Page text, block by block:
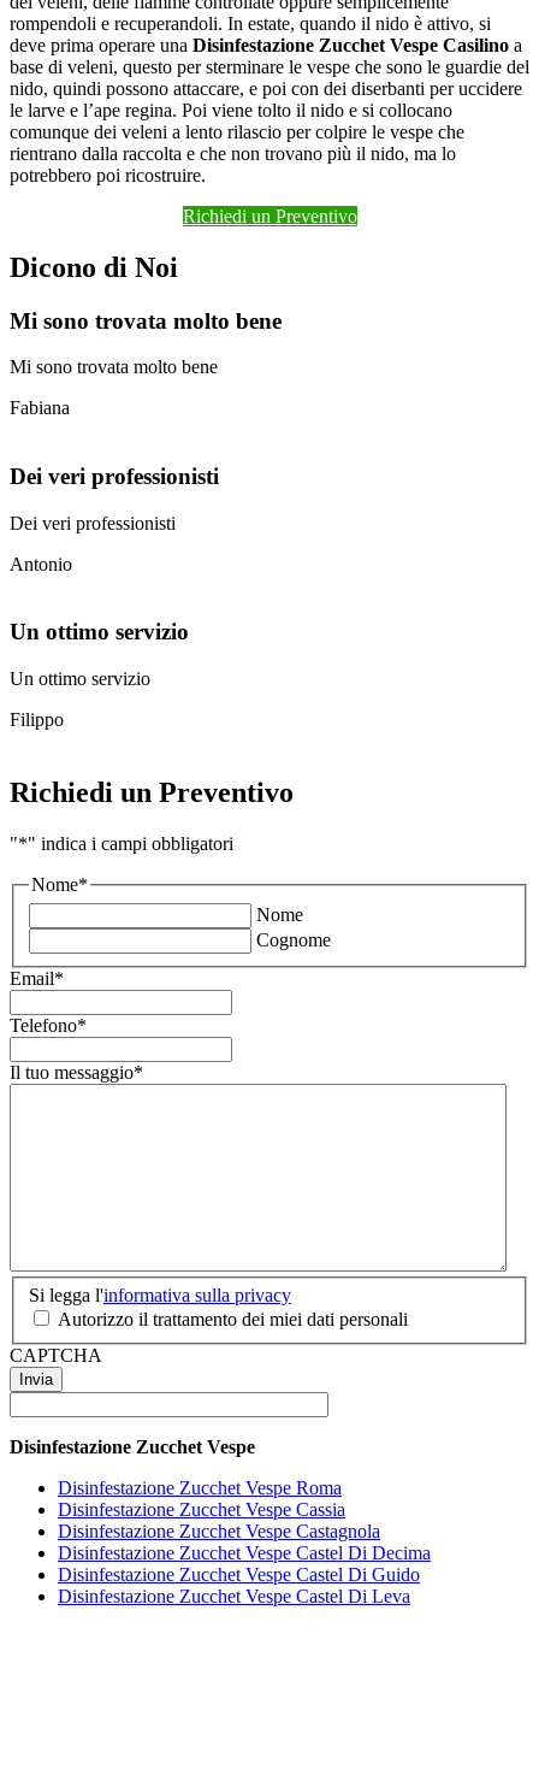
rompendoli e recuperandoli. In estate, quando il nido è attivo, si
deve prima operare una Disinfestazione Zucchet Vespe Casilino a
base di veleni, questo per sterminare le vespe che sono le guardie del
nido, quindi possono attaccare, e poi con dei diserbanti per uccidere
le larve e l’ape regina. Poi viene tolto il nido e si collocano
comunque dei veleni a lento rilascio per colpire le vespe che
rientrano dalla raccolta e che non trovano più il nido, ma lo
potrebbero poi ricostruire.
Richiedi un Preventivo
Dicono di Noi
Mi sono trovata molto bene
Mi sono trovata molto bene
Fabiana
Dei veri professionisti
Dei veri professionisti
Antonio
Un ottimo servizio
Un ottimo servizio
Filippo
Richiedi un Preventivo
"*" indica i campi obbligatori
Nome*
Nome
Cognome
Email*
Telefono*
Il tuo messaggio*
Si
legga
sulla
privacy
Si legga l'informativa sulla privacy
Autorizzo il trattamento dei miei dati personali
CAPTCHA
Disinfestazione Zucchet Vespe
Disinfestazione Zucchet Vespe Roma
Disinfestazione Zucchet Vespe Cassia
Disinfestazione Zucchet Vespe Castagnola
Disinfestazione Zucchet Vespe Castel Di Decima
Disinfestazione Zucchet Vespe Castel Di Guido
Disinfestazione Zucchet Vespe Castel Di Leva